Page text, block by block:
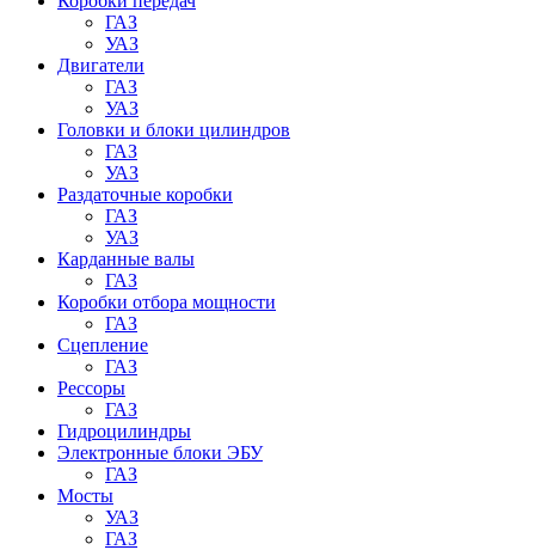
ГАЗ
УАЗ
Двигатели
ГАЗ
УАЗ
Головки и блоки цилиндров
ГАЗ
УАЗ
Раздаточные коробки
ГАЗ
УАЗ
Карданные валы
ГАЗ
Коробки отбора мощности
ГАЗ
Сцепление
ГАЗ
Рессоры
ГАЗ
Гидроцилиндры
Электронные блоки ЭБУ
ГАЗ
Мосты
УАЗ
ГАЗ